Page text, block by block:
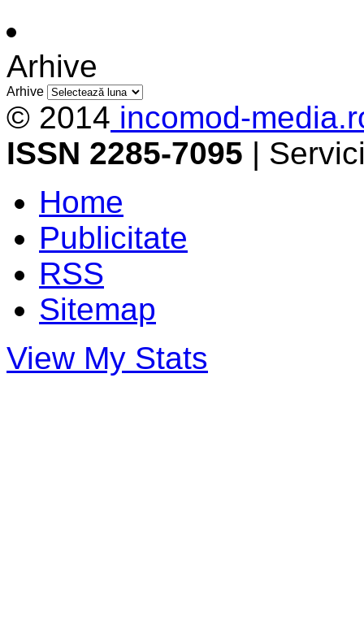
Arhive
Arhive
© 2014 incomod-
ISSN 2285-7095 |
Home
Publicitate
RSS
Sitemap
View My Stats